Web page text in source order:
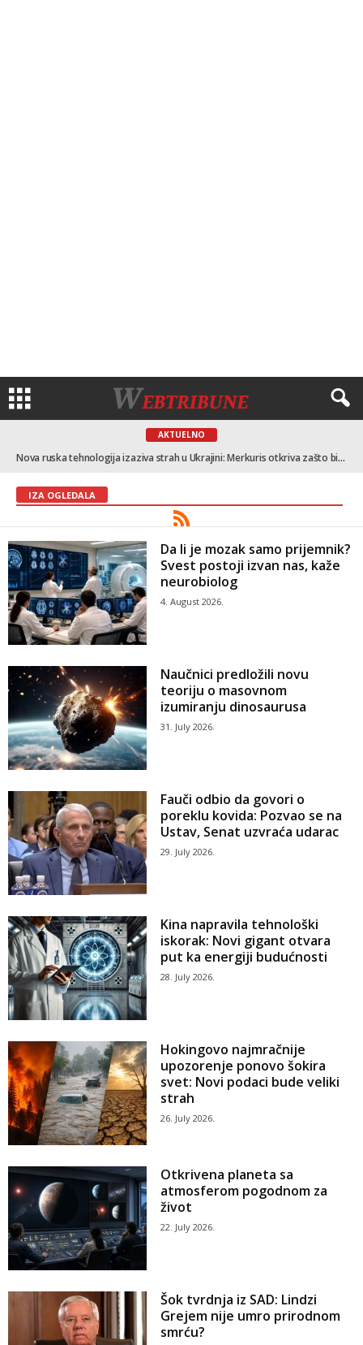
AKTUELNO
Nova ruska tehnologija izaziva strah u Ukrajini: Merkuris otkriva zašto bi posledice po Kijev mogle biti ogromne
IZA OGLEDALA
Da li je mozak samo prijemnik?
Svest postoji izvan nas, kaže
neurobiolog
4. August 2026.
Naučnici predložili novu
teoriju o masovnom
izumiranju dinosaurusa
31. July 2026.
Fauči odbio da govori o
poreklu kovida: Pozvao se na
Ustav, Senat uzvraća udarac
29. July 2026.
Kina napravila tehnološki
iskorak: Novi gigant otvara
put ka energiji budućnosti
28. July 2026.
Hokingovo najmračnije
upozorenje ponovo šokira
svet: Novi podaci bude veliki
strah
26. July 2026.
Otkrivena planeta sa
atmosferom pogodnom za
život
22. July 2026.
Šok tvrdnja iz SAD: Lindzi
Grejem nije umro prirodnom
smrću?